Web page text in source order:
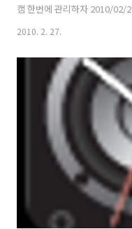
캠 한번에 관리하자 2010/02/
타이머로 잠잘때도 노래 듣자
2010/02/26 - [분류 전체보기]
연아 2010/02/25 - [좋아하는/
디까지 달아보았니? 2010/
으로 달걀 나이스 캐치 좀 해
일] - 아이폰 ..
2010. 2. 27.